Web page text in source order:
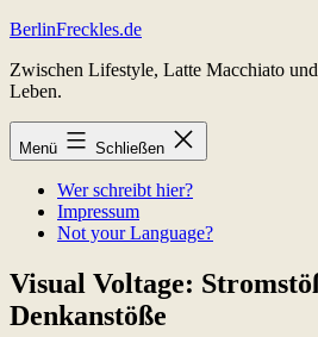
Zum
springen
BerlinFreckles.de
Zwischen Lifestyle, Latte Macchiato
Leben.
Menü Schließen
Wer schreibt hier?
Impressum
Not your Language?
Visual Voltage:
Denkanstöße